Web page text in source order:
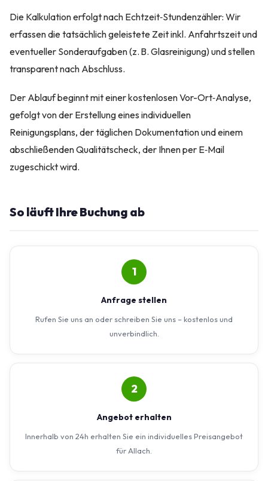
Die Kalkulation erfolgt nach Echtzeit‑Stundenzähler: Wir
erfassen die tatsächlich geleistete Zeit inkl. Anfahrtszeit und
eventueller Sonderaufgaben (z. B. Glasreinigung) und stellen
transparent nach Abschluss.
Der Ablauf beginnt mit einer kostenlosen Vor-Ort‑Analyse,
gefolgt von der Erstellung eines individuellen
Reinigungsplans, der täglichen Dokumentation und einem
abschließenden Qualitätscheck, der Ihnen per E‑Mail
zugeschickt wird.
So läuft Ihre Buchung ab
1
Anfrage stellen
Rufen Sie uns an oder schreiben Sie uns – kostenlos und
unverbindlich.
2
Angebot erhalten
Innerhalb von 24h erhalten Sie ein individuelles Preisangebot
für Allach.